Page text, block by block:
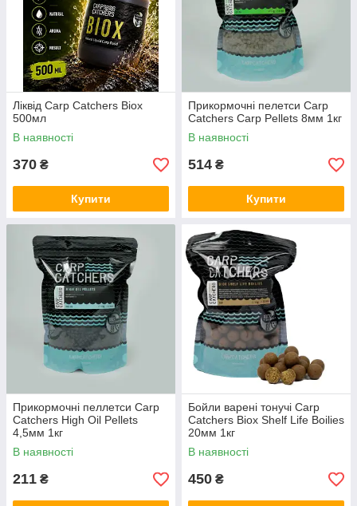
Ліквід Carp Catchers Biox
500мл
В наявності
370 ₴
Купити
Прикормочні пелетси Carp
Catchers Carp Pellets 8мм 1кг
В наявності
514 ₴
Купити
Прикормочні пеллетси Carp
Catchers High Oil Pellets
4,5мм 1кг
В наявності
211 ₴
Бойли варені тонучі Carp
Catchers Biox Shelf Life Boilies
20мм 1кг
В наявності
450 ₴